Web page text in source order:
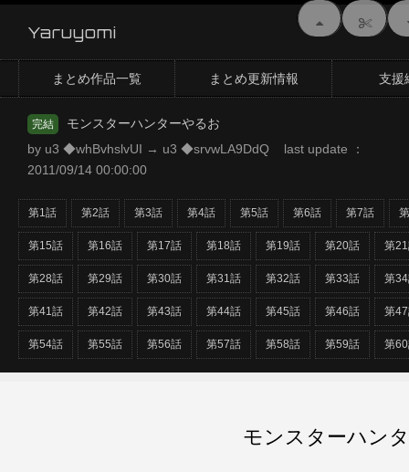
Yaruyomi
まとめ作品一覧 まとめ更新情報 支援
完結
モンスターハンターやるお
by u3 ◆whBvhslvUI → u3 ◆srvwLA9DdQ last update ：
2011/09/14 00:00:00
第1話 第2話 第3話 第4話 第5話 第6話 第7話
第15話 第16話 第17話 第18話 第19話 第20話 第
第28話 第29話 第30話 第31話 第32話 第33話 第
第41話 第42話 第43話 第44話 第45話 第46話 第
第54話 第55話 第56話 第57話 第58話 第59話 第
モンスターハン